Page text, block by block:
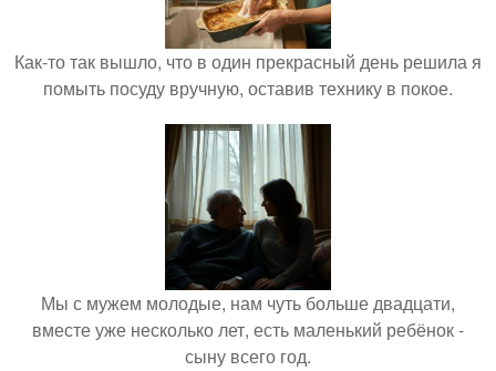
Как-то так вышло, что в один прекрасный день решила я
помыть посуду вручную, оставив технику в покое.
Мы с мужем молодые, нам чуть больше двадцати,
вместе уже несколько лет, есть маленький ребёнок -
сыну всего год.